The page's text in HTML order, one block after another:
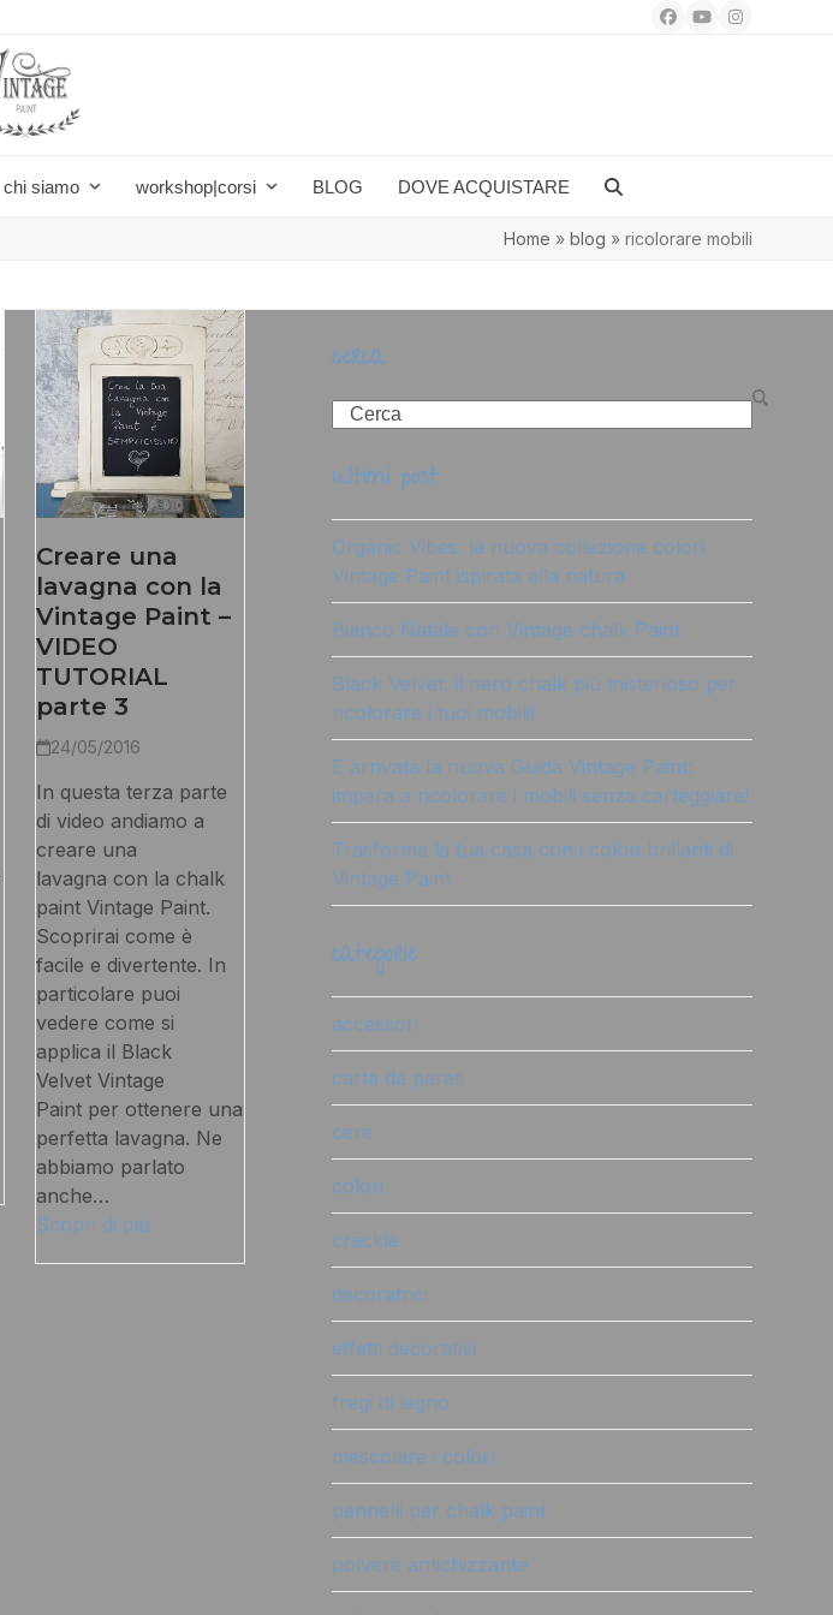
Facebook
YouTubeInstagram
chi siamo workshop|corsi BLOG DOVE ACQUISTARE
Home » blog » ricolorare mobili
Creare una
lavagna con la
Vintage Paint –
VIDEO
TUTORIAL
parte 3
24/05/2016
In questa terza parte
di video andiamo a
creare una
lavagna con la chalk
paint Vintage Paint.
Scoprirai come è
facile e divertente. In
particolare puoi
vedere come si
applica il Black
Velvet Vintage
Paint per ottenere una
perfetta lavagna. Ne
abbiamo parlato
anche…
Scopri di più
cerca
Search
ultimi post
Organic Vibes: la nuova collezione colori
Vintage Paint ispirata alla natura
Bianco Natale con Vintage chalk Paint
Black Velvet: il nero chalk più misterioso per
ricolorare i tuoi mobili!
È arrivata la nuova Guida Vintage Paint:
impara a ricolorare i mobili senza carteggiare!
Trasforma la tua casa con i colori brillanti di
Vintage Paint
categorie
accessori
carta da parati
cere
colori
crackle
decoratrici
effetti decorativi
fregi di legno
mescolare i colori
pennelli per chalk paint
polvere antichizzante